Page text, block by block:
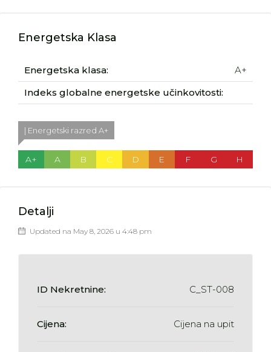
Energetska Klasa
Energetska klasa:
A+
Indeks globalne energetske učinkovitosti:
| Energetski razred A+
A+ A B C D E F G H
Detalji
Updated na May 8, 2026 u 4:48 pm
ID Nekretnine: C_ST-008
Cijena: Cijena na upit